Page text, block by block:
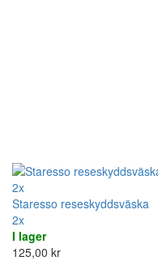
2x
Staresso reseskyddsväska
2x
I lager
125,00 kr